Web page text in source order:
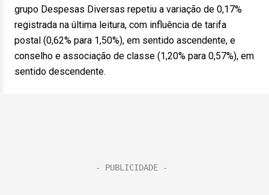
grupo Despesas Diversas repetiu a variação de 0,17%
registrada na última leitura, com influência de tarifa
postal (0,62% para 1,50%), em sentido ascendente, e
conselho e associação de classe (1,20% para 0,57%), em
sentido descendente.